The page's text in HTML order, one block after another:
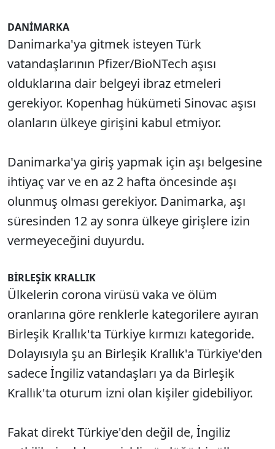
DANİMARKA
Danimarka'ya gitmek isteyen Türk
vatandaşlarının Pfizer/BioNTech aşısı
olduklarına dair belgeyi ibraz etmeleri
gerekiyor. Kopenhag hükümeti Sinovac aşısı
olanların ülkeye girişini kabul etmiyor.
Danimarka'ya giriş yapmak için aşı belgesine
ihtiyaç var ve en az 2 hafta öncesinde aşı
olunmuş olması gerekiyor. Danimarka, aşı
süresinden 12 ay sonra ülkeye girişlere izin
vermeyeceğini duyurdu.
BİRLEŞİK KRALLIK
Ülkelerin corona virüsü vaka ve ölüm
oranlarına göre renklerle kategorilere ayıran
Birleşik Krallık'ta Türkiye kırmızı kategoride.
Dolayısıyla şu an Birleşik Krallık'a Türkiye'den
sadece İngiliz vatandaşları ya da Birleşik
Krallık'ta oturum izni olan kişiler gidebiliyor.
Fakat direkt Türkiye'den değil de, İngiliz